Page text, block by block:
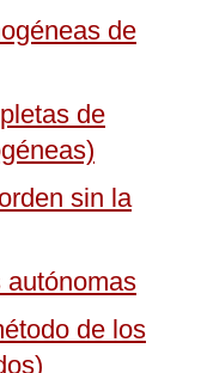
de
de
sin la
autónomas
de los